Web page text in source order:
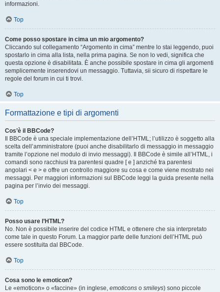
informazioni.
Top
Come posso spostare in cima un mio argomento?
Cliccando sul collegamento “Argomento in cima” mentre lo stai leggendo, puoi
spostarlo in cima alla lista, nella prima pagina. Se non lo vedi, significa che
questa opzione è disabilitata. È anche possibile spostare in cima gli argomenti
semplicemente inserendovi un messaggio. Tuttavia, sii sicuro di rispettare le
regole del forum in cui ti trovi.
Top
Formattazione e tipi di argomenti
Cos’è il BBCode?
Il BBCode è una speciale implementazione dell’HTML; l’utilizzo è soggetto alla
scelta dell’amministratore (puoi anche disabilitarlo di messaggio in messaggio
tramite l’opzione nel modulo di invio messaggi). Il BBCode è simile all’HTML, i
comandi sono racchiusi tra parentesi quadre [ e ] anziché tra parentesi
angolari < e > e offre un controllo maggiore su cosa e come viene mostrato nei
messaggi. Per maggiori informazioni sul BBCode leggi la guida presente nella
pagina per l’invio dei messaggi.
Top
Posso usare l’HTML?
No. Non è possibile inserire del codice HTML e ottenere che sia interpretato
come tale in questo Forum. La maggior parte delle funzioni dell’HTML può
essere sostituita dal BBCode.
Top
Cosa sono le emoticon?
Le «emoticon» o «faccine» (in inglese, emoticons o smileys) sono piccole